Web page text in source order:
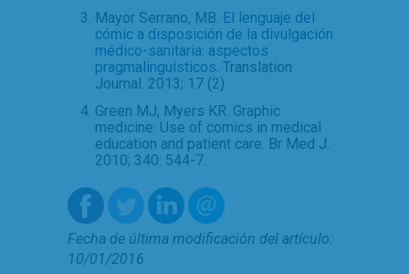
Mayor Serrano, MB. El lenguaje del
cómic a disposición de la divulgación
médico-sanitaria: aspectos
pragmalinguísticos. Translation
Journal. 2013; 17 (2).
Green MJ, Myers KR. Graphic
medicine: Use of comics in medical
education and patient care. Br Med J.
2010; 340: 544-7.
Fecha de última modificación del artículo:
10/01/2016